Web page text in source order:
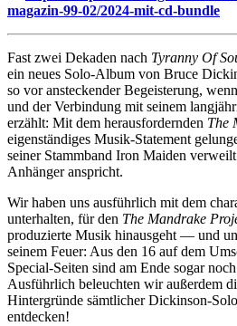
magazin-99-02/2024-mit-cd-bundle
Fast zwei Dekaden nach Tyranny Of
ein neues Solo-Album von Bruce
so vor ansteckender Begeisterung,
und der Verbindung mit seinem
erzählt: Mit dem herausfordernden The
eigenständiges Musik-Statement
seiner Stammband Iron Maiden
Anhänger anspricht.
Wir haben uns ausführlich mit dem
unterhalten, für den The Mandrake
produzierte Musik hinausgeht — und
seinem Feuer: Aus den 16 auf dem
Special-Seiten sind am Ende sogar
Ausführlich beleuchten wir außerdem
Hintergründe sämtlicher Dickinson-
entdecken!